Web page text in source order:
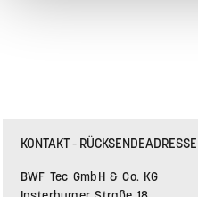
KONTAKT - RÜCKSENDEADRESSE
BWF Tec GmbH & Co. KG